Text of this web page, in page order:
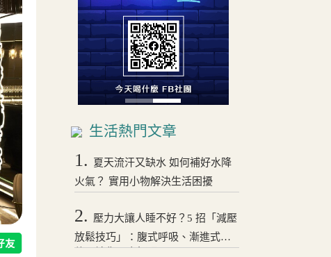
生活熱門文章
1.
夏天流汗又缺水 如何補好水降
火氣？ 實用小物解決生活困擾
2.
壓力大讓人睡不好？5 招「減壓
放鬆技巧」：腹式呼吸、漸進式拉